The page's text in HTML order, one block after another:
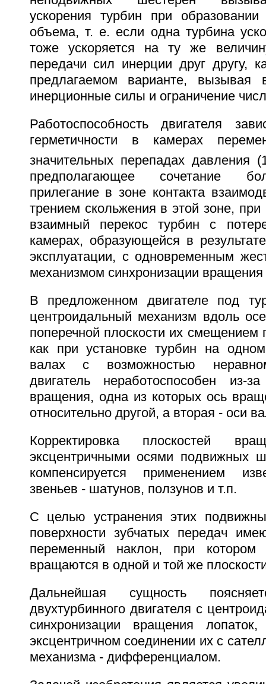
ускорения турбин при
объема, т. е. если одна турбина
тоже ускоряется на ту же
передачи сил инерции друг другу,
предлагаемом варианте, вызывая
инерционные силы и ограничение
Работоспособность двигателя
герметичности в камерах
значительных перепадах давления
предполагающее сочетание
прилегание в зоне контакта
трением скольжения в этой зоне,
взаимный перекос турбин с
камерах, образующейся в
эксплуатации, с одновременным
механизмом синхронизации вращения
В предложенном двигателе под
центроидальный механизм вдоль
поперечной плоскости их смещением
как при установке турбин на
валах с возможностью
двигатель неработоспособен из-
вращения, одна из которых ось
относительно другой, а вторая - оси
Корректировка плоскостей
эксцентричными осями подвижных
компенсируется применением
звеньев - шатунов, ползунов и т.п.
С целью устранения этих
поверхности зубчатых передач
переменный наклон, при котором
вращаются в одной и той же
Дальнейшая сущность
двухтурбинного двигателя с
синхронизации вращения
эксцентричном соединении их с
механизма - дифференциалом.